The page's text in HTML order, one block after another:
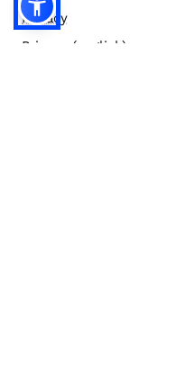
Privacy
Privacy (english)